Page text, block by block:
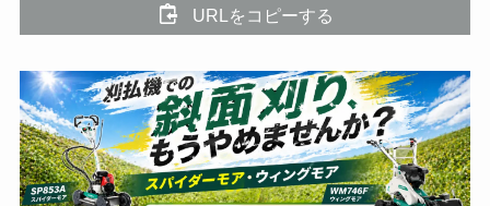
URLをコピーする